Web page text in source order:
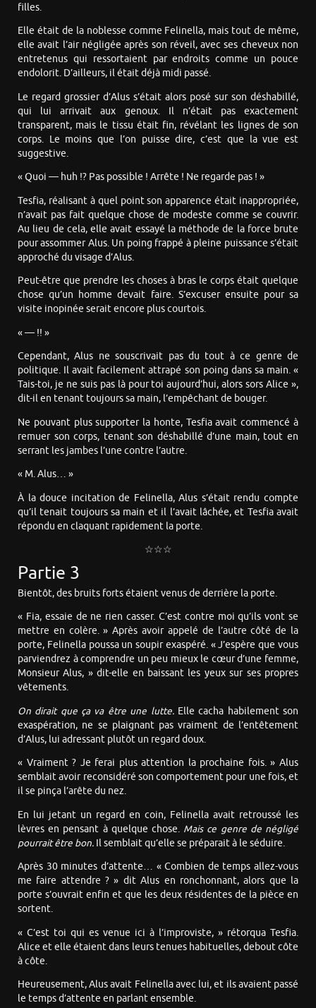
filles.
Elle était de la noblesse comme Felinella, mais tout de même,
elle avait l’air négligée après son réveil, avec ses cheveux non
entretenus qui ressortaient par endroits comme un pouce
endolorit. D’ailleurs, il était déjà midi passé.
Le regard grossier d’Alus s’était alors posé sur son déshabillé,
qui lui arrivait aux genoux. Il n’était pas exactement
transparent, mais le tissu était fin, révélant les lignes de son
corps. Le moins que l’on puisse dire, c’est que la vue est
suggestive.
« Quoi — huh !? Pas possible ! Arrête ! Ne regarde pas ! »
Tesfia, réalisant à quel point son apparence était inappropriée,
n’avait pas fait quelque chose de modeste comme se couvrir.
Au lieu de cela, elle avait essayé la méthode de la force brute
pour assommer Alus. Un poing frappé à pleine puissance s’était
approché du visage d’Alus.
Peut-être que prendre les choses à bras le corps était quelque
chose qu’un homme devait faire. S’excuser ensuite pour sa
visite inopinée serait encore plus courtois.
« — !! »
Cependant, Alus ne souscrivait pas du tout à ce genre de
politique. Il avait facilement attrapé son poing dans sa main. «
Tais-toi, je ne suis pas là pour toi aujourd’hui, alors sors Alice »,
dit-il en tenant toujours sa main, l’empêchant de bouger.
Ne pouvant plus supporter la honte, Tesfia avait commencé à
remuer son corps, tenant son déshabillé d’une main, tout en
serrant les jambes l’une contre l’autre.
« M. Alus… »
À la douce incitation de Felinella, Alus s’était rendu compte
qu’il tenait toujours sa main et il l’avait lâchée, et Tesfia avait
répondu en claquant rapidement la porte.
☆☆☆
Partie 3
Bientôt, des bruits forts étaient venus de derrière la porte.
« Fia, essaie de ne rien casser. C’est contre moi qu’ils vont se
mettre en colère. » Après avoir appelé de l’autre côté de la
porte, Felinella poussa un soupir exaspéré. « J’espère que vous
parviendrez à comprendre un peu mieux le cœur d’une femme,
Monsieur Alus, » dit-elle en baissant les yeux sur ses propres
vêtements.
On dirait que ça va être une lutte.Elle cacha habilement son
exaspération, ne se plaignant pas vraiment de l’entêtement
d’Alus, lui adressant plutôt un regard doux.
« Vraiment ? Je ferai plus attention la prochaine fois. » Alus
semblait avoir reconsidéré son comportement pour une fois, et
il se pinça l’arête du nez.
En lui jetant un regard en coin, Felinella avait retroussé les
lèvres en pensant à quelque chose. Mais ce genre de négligé
pourrait être bon. Il semblait qu’elle se préparait à le séduire.
Après 30 minutes d’attente… « Combien de temps allez-vous
me faire attendre ? » dit Alus en ronchonnant, alors que la
porte s’ouvrait enfin et que les deux résidentes de la pièce en
sortent.
« C’est toi qui es venue ici à l’improviste, » rétorqua Tesfia.
Alice et elle étaient dans leurs tenues habituelles, debout côte
à côte.
Heureusement, Alus avait Felinella avec lui, et ils avaient passé
le temps d’attente en parlant ensemble.